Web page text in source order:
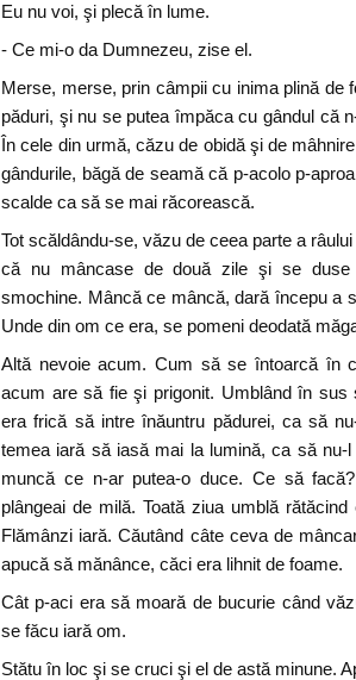
Eu nu voi, şi plecă în lume.
- Ce mi-o da Dumnezeu, zise el.
Merse, merse, prin câmpii cu inima plină de
păduri, şi nu se putea împăca cu gândul că
În cele din urmă, căzu de obidă şi de
gândurile, băgă de seamă că p-acolo p-
scalde ca să se mai răcorească.
Tot scăldându-se, văzu de ceea parte a
că nu mâncase de două zile şi se
smochine. Mâncă ce mâncă, dară începu a
Unde din om ce era, se pomeni deodată
Altă nevoie acum. Cum să se întoarcă în
acum are să fie şi prigonit. Umblând în
era frică să intre înăuntru pădurei, ca să
temea iară să iasă mai la lumină, ca să
muncă ce n-ar putea-o duce. Ce să
plângeai de milă. Toată ziua umblă
Flămânzi iară. Căutând câte ceva de
apucă să mănânce, căci era lihnit de foame.
Cât p-aci era să moară de bucurie când
se făcu iară om.
Stătu în loc şi se cruci şi el de astă minune.